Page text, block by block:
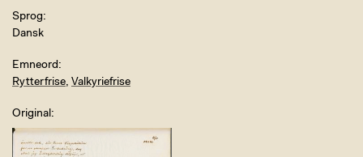
Sprog
Dansk
Emneord
Rytterfrise, Valkyriefrise
Original